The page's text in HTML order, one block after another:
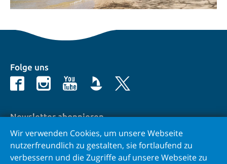
Folge uns
Newsletter abonnieren
E-Mail
Wir verwenden Cookies, um unsere Webseite
nutzerfreundlich zu gestalten, sie fortlaufend zu
verbessern und die Zugriffe auf unsere Webseite zu